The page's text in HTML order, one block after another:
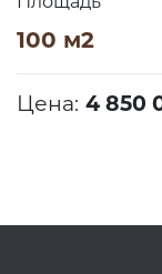
100 м2
Цена: 4 850